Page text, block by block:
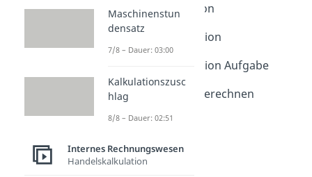
Vorwärtskalkulation
Dauer: 05:31
Rückwärtskalkulation
Dauer: 05:40
Rückwärtskalkulation Aufgabe
Dauer: 04:41
Gewinnzuschlag berechnen
Kalkulationsfaktor
Maschinenstun
densatz
7/8 – Dauer: 03:00
Kalkulationszusc
hlag
8/8 – Dauer: 02:51
Internes Rechnungswesen
Handelskalkulation